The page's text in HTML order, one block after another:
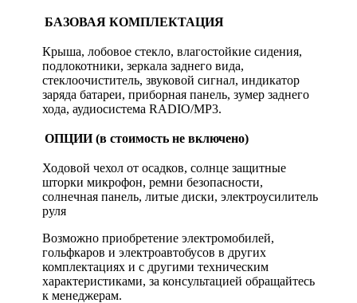
БАЗОВАЯ КОМПЛЕКТАЦИЯ
Крыша, лобовое стекло, влагостойкие сидения,
подлокотники, зеркала заднего вида,
стеклоочиститель, звуковой сигнал, индикатор
заряда батареи, приборная панель, зумер заднего
хода, аудиосистема RADIO/MP3.
ОПЦИИ (в стоимость не включено)
Ходовой чехол от осадков, солнце защитные
шторки микрофон, ремни безопасности,
солнечная панель, литые диски, электроусилитель
руля
Возможно приобретение электромобилей,
гольфкаров и электроавтобусов в других
комплектациях и с другими техническим
характеристиками, за консультацией обращайтесь
к менеджерам.